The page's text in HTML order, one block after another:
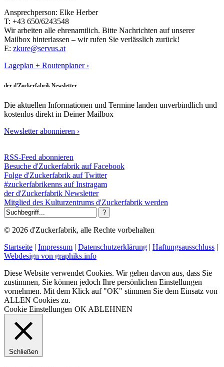
Ansprechperson: Elke Herber
T: +43 650/6243548
Wir arbeiten alle ehrenamtlich. Bitte Nachrichten auf unserer
Mailbox hinterlassen – wir rufen Sie verlässlich zurück!
E: zkure@servus.at
Lageplan + Routenplaner ›
der d'Zuckerfabrik Newsletter
Die aktuellen Informationen und Termine landen unverbindlich und
kostenlos direkt in Deiner Mailbox
Newsletter abonnieren ›
RSS-Feed abonnieren
Besuche d'Zuckerfabrik auf Facebook
Folge d'Zuckerfabrik auf Twitter
#zuckerfabrikenns auf Instragam
der d'Zuckerfabrik Newsletter
Mitglied des Kulturzentrums d'Zuckerfabrik werden
© 2026 d'Zuckerfabrik, alle Rechte vorbehalten
Startseite | Impressum | Datenschutzerklärung | Haftungsausschluss |
Webdesign von graphiks.info
Diese Website verwendet Cookies. Wir gehen davon aus, dass Sie
zustimmen, Sie können jedoch Ihre persönlichen Einstellungen
vornehmen. Mit dem Klick auf "OK" stimmen Sie dem Einsatz von
ALLEN Cookies zu.
Cookie Einstellungen OKABLEHNEN
Schließen